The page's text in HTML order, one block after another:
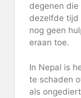
degenen
dezelfde tijd
nog geen
eraan toe.
In Nepal is
te schaden
als